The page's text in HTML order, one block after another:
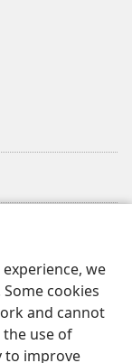
we
cookies
and cannot
the use of
to improve